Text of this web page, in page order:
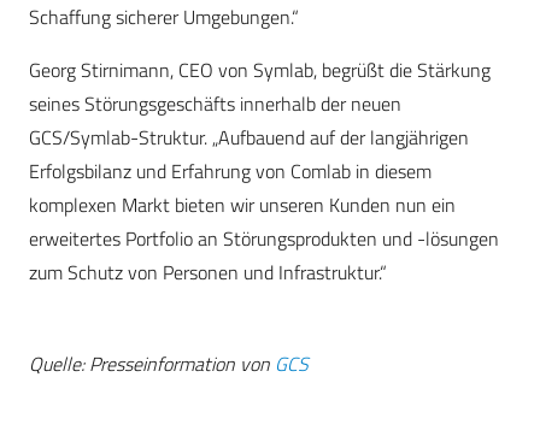
Schaffung sicherer Umgebungen.“
Georg Stirnimann, CEO von Symlab, begrüßt die Stärkung
seines Störungsgeschäfts innerhalb der neuen
GCS/Symlab-Struktur. „Aufbauend auf der langjährigen
Erfolgsbilanz und Erfahrung von Comlab in diesem
komplexen Markt bieten wir unseren Kunden nun ein
erweitertes Portfolio an Störungsprodukten und -lösungen
zum Schutz von Personen und Infrastruktur.“
Quelle: Presseinformation von GCS